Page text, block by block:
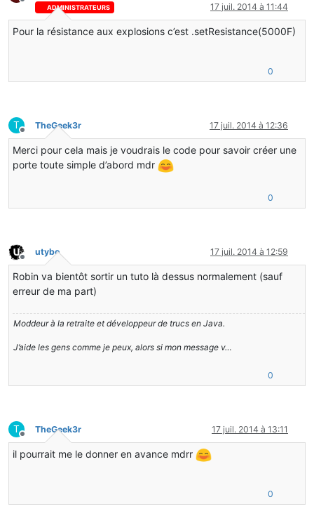
Hors-ligneADMINISTRATEURS 17 juil. 2014 à 11:44
Pour la résistance aux explosions c’est .setResistance(5000F)
0
T
Hors-ligne
TheGeek3r 17 juil. 2014 à 12:36
Merci pour cela mais je voudrais le code pour savoir créer une
porte toute simple d’abord mdr
0
Hors-ligne
utybo 17 juil. 2014 à 12:59
Robin va bientôt sortir un tuto là dessus normalement (sauf
erreur de ma part)
Moddeur à la retraite et développeur de trucs en Java.
J’aide les gens comme je peux, alors si mon message v…
0
T
Hors-ligne
TheGeek3r 17 juil. 2014 à 13:11
il pourrait me le donner en avance mdrr
0